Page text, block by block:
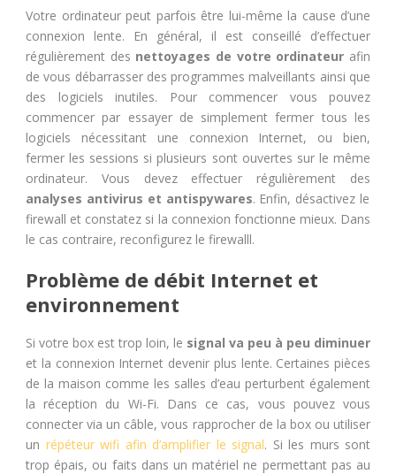
Votre ordinateur peut parfois être lui-même la cause d’une
connexion lente. En général, il est conseillé d’effectuer
régulièrement des nettoyages de votre ordinateur afin
de vous débarrasser des programmes malveillants ainsi que
des logiciels inutiles. Pour commencer vous pouvez
commencer par essayer de simplement fermer tous les
logiciels nécessitant une connexion Internet, ou bien,
fermer les sessions si plusieurs sont ouvertes sur le même
ordinateur. Vous devez effectuer régulièrement des
analyses antivirus et antispywares. Enfin, désactivez le
firewall et constatez si la connexion fonctionne mieux. Dans
le cas contraire, reconfigurez le firewalll.
Problème de débit Internet et
environnement
Si votre box est trop loin, le signal va peu à peu diminuer
et la connexion Internet devenir plus lente. Certaines pièces
de la maison comme les salles d’eau perturbent également
la réception du Wi-Fi. Dans ce cas, vous pouvez vous
connecter via un câble, vous rapprocher de la box ou utiliser
un répéteur wifi afin d’amplifier le signal. Si les murs sont
trop épais, ou faits dans un matériel ne permettant pas au